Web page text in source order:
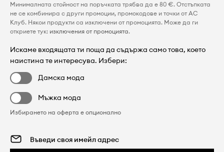
Минималната стойност на поръчката трябва да е 80 €. Отстъпката
не се комбинира с други промоции, промокодове и точки от AC
Клуб. Някои продукти са изключени от промоцията. Може да ги
откриете тук: изключения от промоцията.
Искаме входящата ти поща да съдържа само това, което
наистина те интересува. Избери:
Дамска мода
Мъжка мода
Избирането на оферта е опционално